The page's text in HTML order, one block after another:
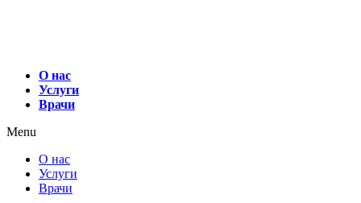
О нас
Услуги
Врачи
Menu
О нас
Услуги
Врачи